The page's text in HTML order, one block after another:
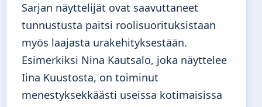
Sarjan näyttelijät ovat saavuttaneet
tunnustusta paitsi roolisuorituksistaan
myös laajasta urakehityksestään.
Esimerkiksi Nina Kautsalo, joka näyttelee
Iina Kuustosta, on toiminut
menestyksekkäästi useissa kotimaisissa